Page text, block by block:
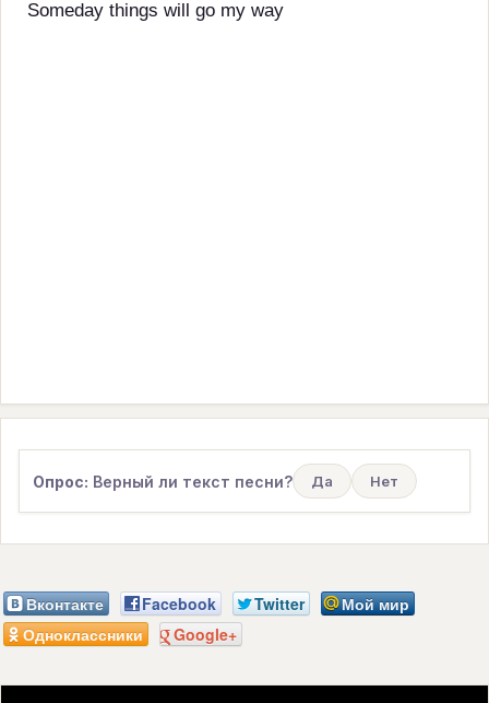
Someday things will go my way
Опрос: Верный ли текст песни? Да Нет
Вконтакте Facebook Twitter
Мой мир
Одноклассники
Google+